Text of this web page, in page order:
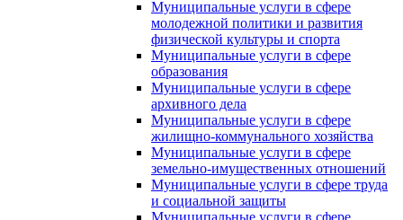
Муниципальные услуги в сфере
молодежной политики и развития
физической культуры и спорта
Муниципальные услуги в сфере
образования
Муниципальные услуги в сфере
архивного дела
Муниципальные услуги в сфере
жилищно-коммунального хозяйства
Муниципальные услуги в сфере
земельно-имущественных отношений
Муниципальные услуги в сфере труда
и социальной защиты
Муниципальные услуги в сфере